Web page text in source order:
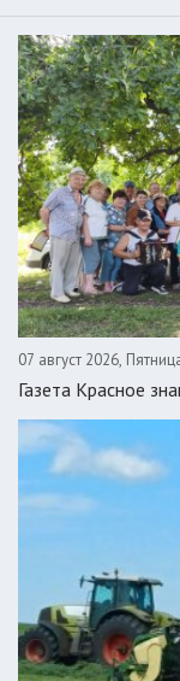
07 август 2026,
Газета Красное